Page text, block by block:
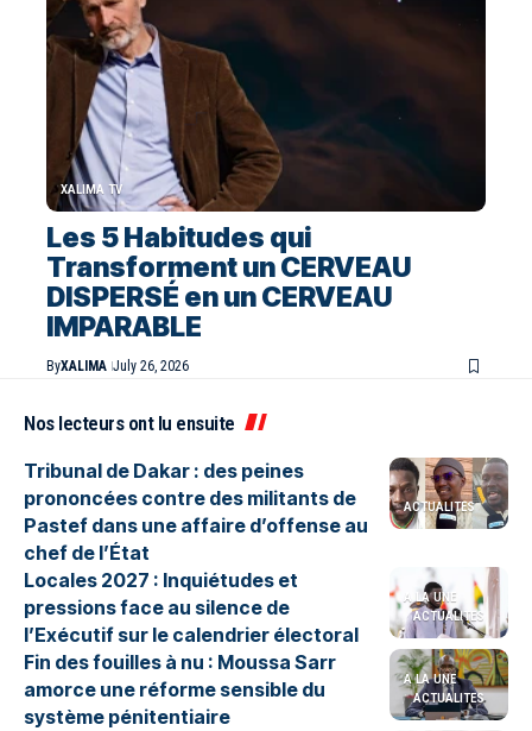
XALIMA TV
Les 5 Habitudes qui
Transforment un CERVEAU
DISPERSÉ en un CERVEAU
IMPARABLE
ByXALIMA July 26, 2026
Nos lecteurs ont lu ensuite
ACTUALITES
Tribunal de Dakar : des peines
prononcées contre des militants de
Pastef dans une affaire d’offense au
chef de l’État
A LA UNE
ACTUALITES
Locales 2027 : Inquiétudes et
pressions face au silence de
l’Exécutif sur le calendrier électoral
A LA UNE
ACTUALITES
Fin des fouilles à nu : Moussa Sarr
amorce une réforme sensible du
système pénitentiaire